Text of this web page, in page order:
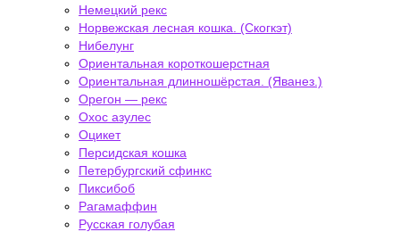
Немецкий рекс
Норвежская лесная кошка. (Скогкэт)
Нибелунг
Ориентальная короткошерстная
Ориентальная длинношёрстая. (Яванез.)
Орегон — рекс
Охос азулес
Оцикет
Персидская кошка
Петербургский сфинкс
Пиксибоб
Рагамаффин
Русская голубая